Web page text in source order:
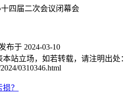
四届二次会议闭幕会
布于 2024-03-10
站立场，如若转载，请注明出处：
0310346.html
？